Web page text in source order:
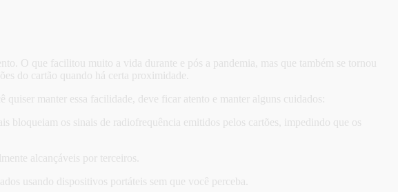
O que facilitou muito a vida durante e pós a pandemia, mas que também se tornou
do cartão quando há certa proximidade.
manter essa facilidade, deve ficar atento e manter alguns cuidados:
bloqueiam os sinais de radiofrequência emitidos pelos cartões, impedindo que os
alcançáveis por terceiros.
usando dispositivos portáteis sem que você perceba.